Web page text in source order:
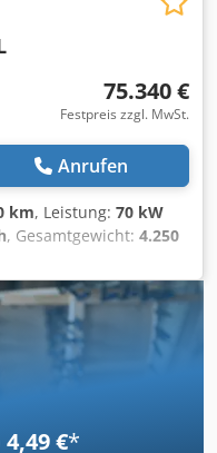
75.340 €
Festpreis zzgl. MwSt.
Anrufen
km, Leistung: 70 kW
, Gesamtgewicht: 4.250
, Gesamthöhe:2.780
3.400
, Laderaumhöhe:
1.570
Aufbau *
Rolltüren * 2
mm * Dekra
Dme Ad Nek * Batterie
€*